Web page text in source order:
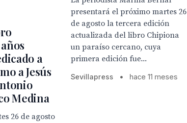
presentará el próximo martes 26
de agosto la tercera edición
actualizada del libro Chipiona
un paraíso cercano, cuya
primera edición fue...
Sevillapress • hace 11 meses
a
a Jesús
Medina
26 de agosto